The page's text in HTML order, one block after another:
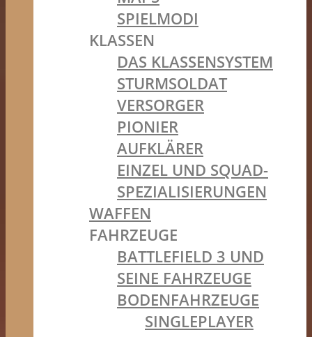
SPIELMODI
KLASSEN
DAS KLASSENSYSTEM
STURMSOLDAT
VERSORGER
PIONIER
AUFKLÄRER
EINZEL UND SQUAD-
SPEZIALISIERUNGEN
WAFFEN
FAHRZEUGE
BATTLEFIELD 3 UND
SEINE FAHRZEUGE
BODENFAHRZEUGE
SINGLEPLAYER